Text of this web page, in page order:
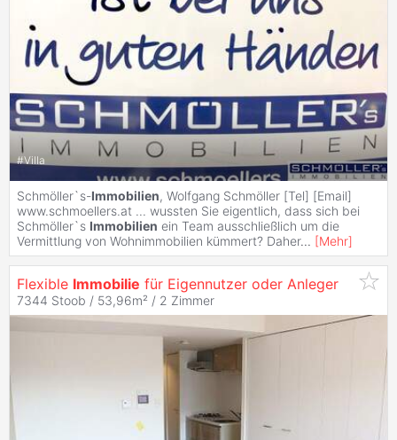
#Villa
Schmöller`s-Immobilien, Wolfgang Schmöller [Tel] [Email]
www.schmoellers.at ... wussten Sie eigentlich, dass sich bei
Schmöller`s Immobilien ein Team ausschließlich um die
Vermittlung von Wohnimmobilien kümmert? Daher... [Mehr]
Flexible Immobilie für Eigennutzer oder Anleger
7344 Stoob / 53,96m² / 2 Zimmer